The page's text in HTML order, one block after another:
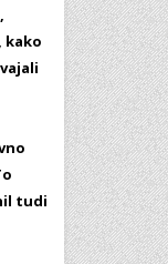
kako
tudi